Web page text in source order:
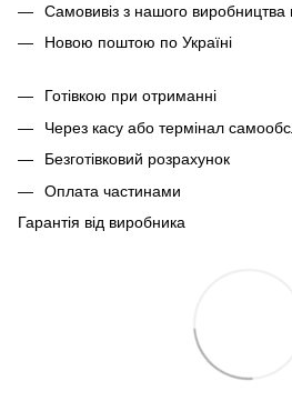
Самовивіз з нашого виробництва
Новою поштою по Україні
Готівкою при отриманні
Через касу або термінал
Безготівковий розрахунок
Оплата частинами
Гарантія від виробника